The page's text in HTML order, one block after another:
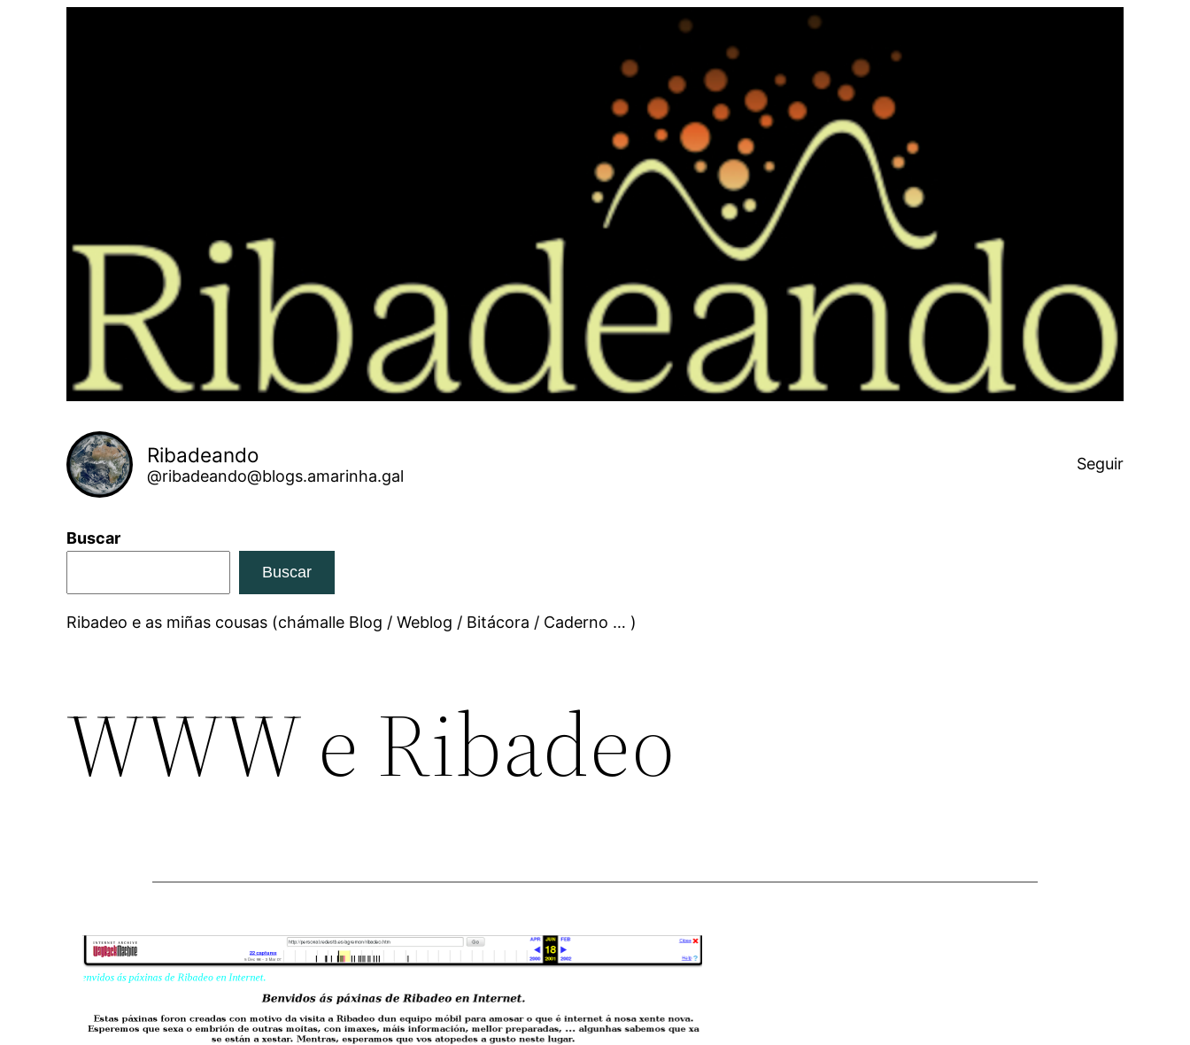
Ribadeando
@ribadeando@blogs.amarinha.gal
Seguir
Buscar
Buscar
Ribadeo e as miñas cousas (chámalle Blog / Weblog / Bitácora / Caderno … )
WWW e Ribadeo